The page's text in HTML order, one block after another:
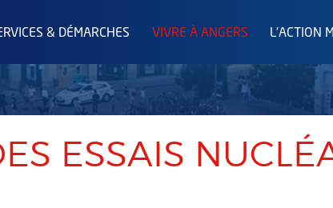
& DÉMARCHES VIVRE À ANGERS L'ACTION
ESSAIS